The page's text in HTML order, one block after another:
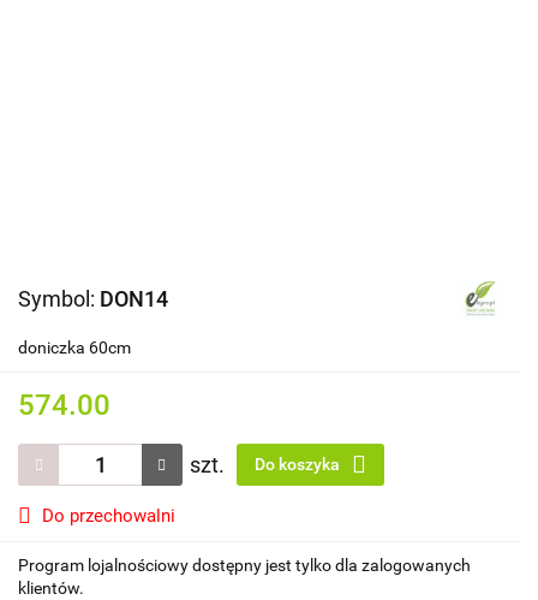
Symbol: DON14
doniczka 60cm
574.00
szt. Do koszyka
Do przechowalni
Program lojalnościowy dostępny jest tylko dla zalogowanych
klientów.